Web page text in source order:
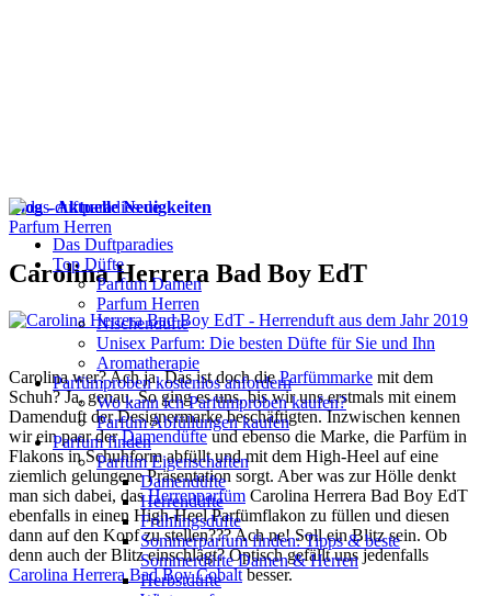
Das Duftparadies
Top Düfte
Parfum Damen
Parfum Herren
Nischendüfte
Unisex Parfum: Die besten Düfte für Sie und Ihn
Aromatherapie
Parfümproben kostenlos anfordern
Wo kann ich Parfümproben kaufen?
Parfüm Abfüllungen kaufen
Parfum finden
Parfüm Eigenschaften
Damendüfte
Herrendüfte
Frühlingsdüfte
Sommerparfum finden: Tipps & beste
Sommerdüfte Damen & Herren
Herbstdüfte
Blog - Aktuelle Neuigkeiten
Parfum Herren
Carolina Herrera Bad Boy EdT
Carolina wer? Ach ja. Das ist doch dieParfümmarke mit dem
Schuh? Ja, genau. So ging es uns, bis wir uns erstmals mit einem
Damenduft der Designermarke beschäftigten. Inzwischen kennen
wir ein paar derDamendüfteund ebenso die Marke, die Parfüm in
Flakons in Schuhform abfüllt und mit dem High-Heel auf eine
ziemlich gelungene Präsentation sorgt. Aber was zur Hölle denkt
man sich dabei, dasHerrenparfüm Carolina Herrera Bad Boy EdT
ebenfalls in einen High-Heel Parfümflakon zu füllen und diesen
dann auf den Kopf zu stellen??? Ach ne! Soll ein Blitz sein. Ob
denn auch der Blitz einschlägt? Optisch gefällt uns jedenfalls
Carolina Herrera Bad Boy Cobaltbesser.